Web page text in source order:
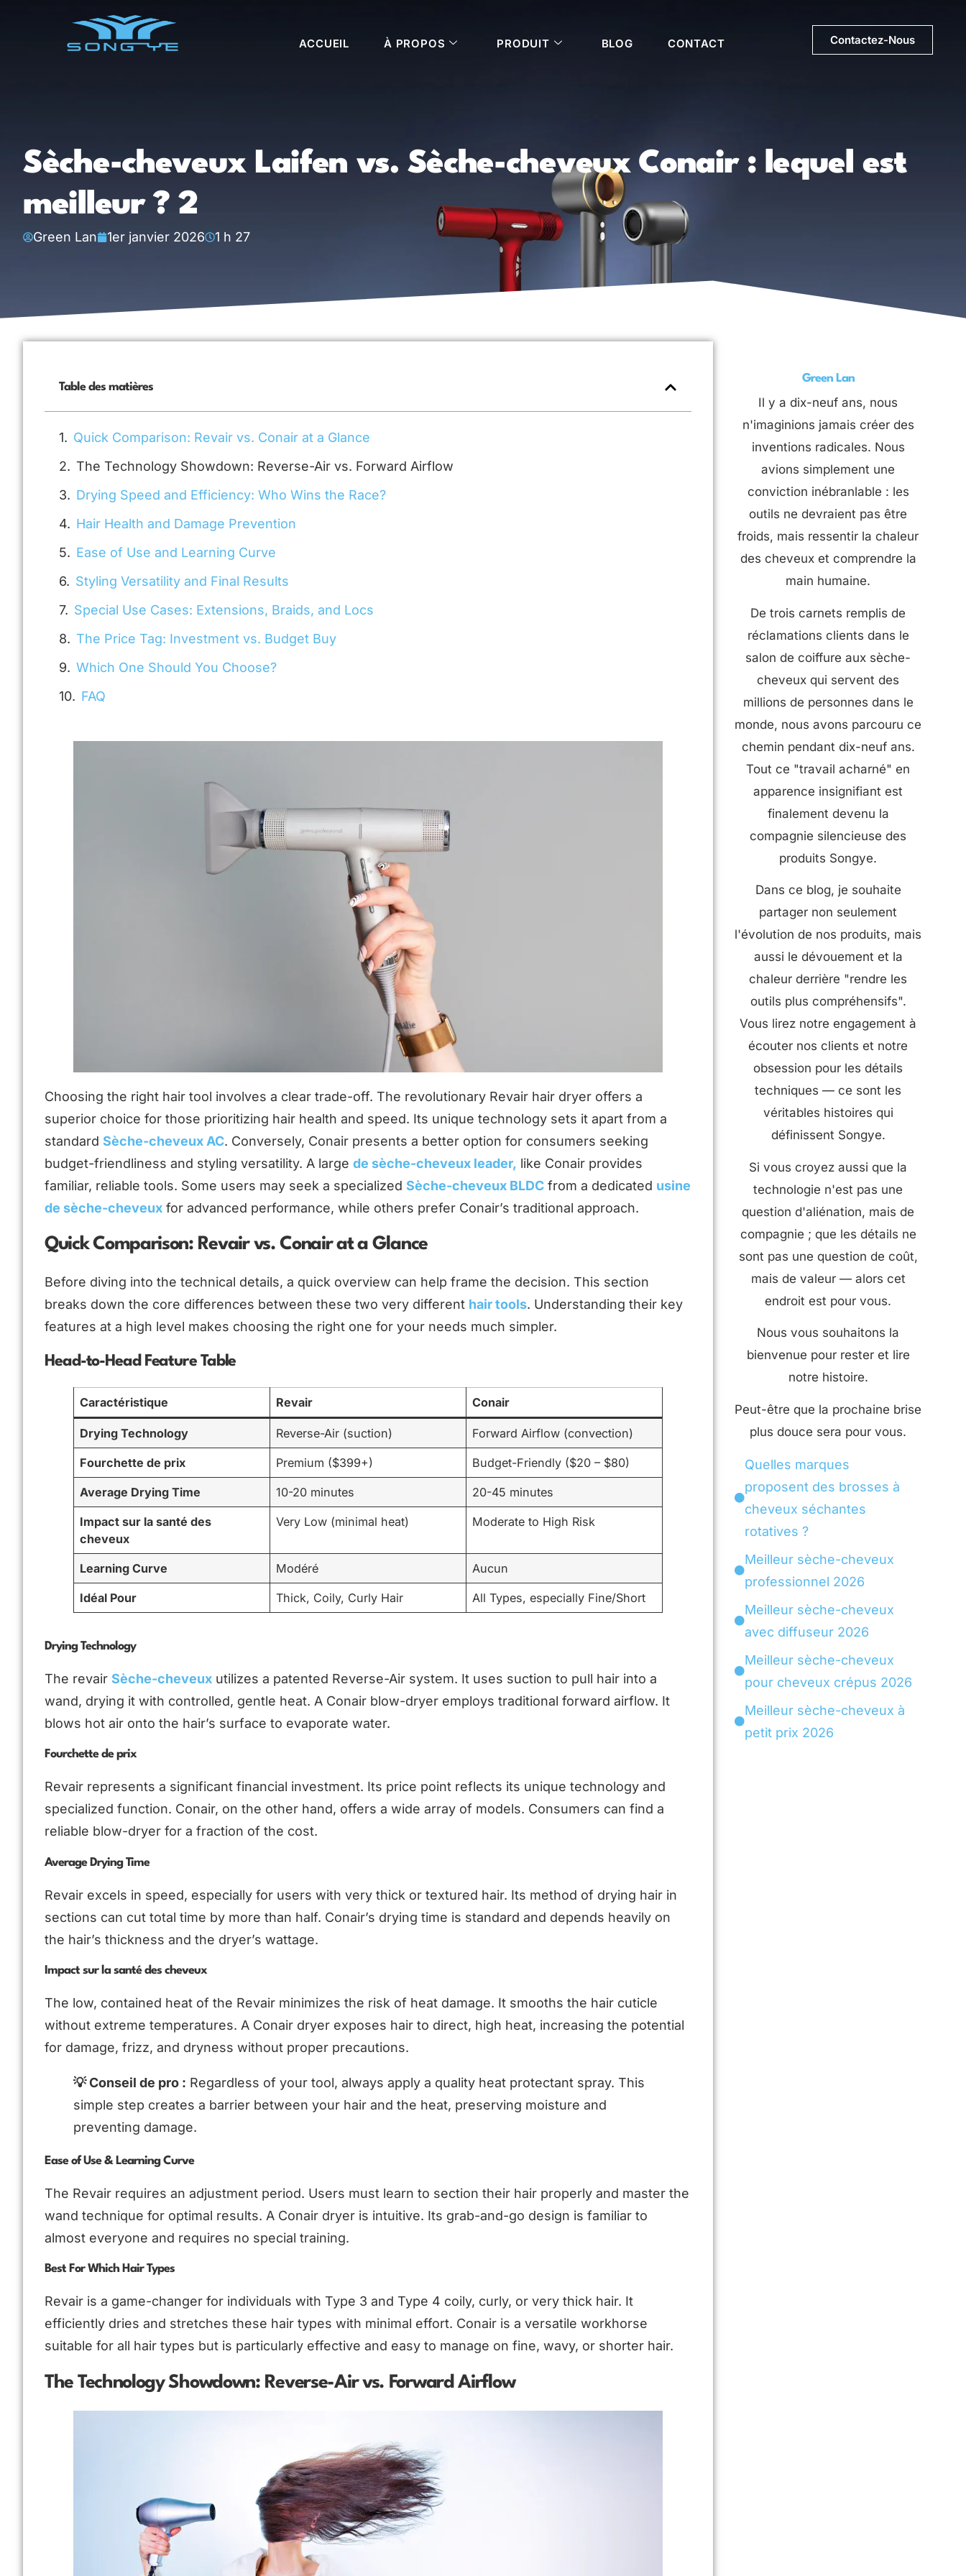
ACCUEIL À PROPOS PRODUIT BLOG CONTACT Contactez-Nous
Sèche-cheveux Laifen vs. Sèche-cheveux Conair : lequel est
meilleur ? 2
Green Lan 1er janvier 2026 1 h 27
Table des matières
Quick Comparison: Revair vs. Conair at a Glance
The Technology Showdown: Reverse-Air vs. Forward Airflow
Drying Speed and Efficiency: Who Wins the Race?
Hair Health and Damage Prevention
Ease of Use and Learning Curve
Styling Versatility and Final Results
Special Use Cases: Extensions, Braids, and Locs
The Price Tag: Investment vs. Budget Buy
Which One Should You Choose?
FAQ
Choosing the right hair tool involves a clear trade-off. The revolutionary Revair hair dryer offers a
superior choice for those prioritizing hair health and speed. Its unique technology sets it apart from a
standard Sèche-cheveux AC. Conversely, Conair presents a better option for consumers seeking
budget-friendliness and styling versatility. A large de sèche-cheveux leader, like Conair provides
familiar, reliable tools. Some users may seek a specialized Sèche-cheveux BLDC from a dedicated usine
de sèche-cheveux for advanced performance, while others prefer Conair’s traditional approach.
Quick Comparison: Revair vs. Conair at a Glance
Before diving into the technical details, a quick overview can help frame the decision. This section
breaks down the core differences between these two very different hair tools. Understanding their key
features at a high level makes choosing the right one for your needs much simpler.
Head-to-Head Feature Table
Caractéristique Revair Conair
Drying Technology Reverse-Air (suction) Forward Airflow (convection)
Fourchette de prix Premium ($399+) Budget-Friendly ($20 – $80)
Average Drying Time 10-20 minutes 20-45 minutes
Impact sur la santé des
cheveux
Very Low (minimal heat) Moderate to High Risk
Learning Curve Modéré Aucun
Idéal Pour Thick, Coily, Curly Hair All Types, especially Fine/Short
Drying Technology
The revair Sèche-cheveux utilizes a patented Reverse-Air system. It uses suction to pull hair into a
wand, drying it with controlled, gentle heat. A Conair blow-dryer employs traditional forward airflow. It
blows hot air onto the hair’s surface to evaporate water.
Fourchette de prix
Revair represents a significant financial investment. Its price point reflects its unique technology and
specialized function. Conair, on the other hand, offers a wide array of models. Consumers can find a
reliable blow-dryer for a fraction of the cost.
Average Drying Time
Revair excels in speed, especially for users with very thick or textured hair. Its method of drying hair in
sections can cut total time by more than half. Conair’s drying time is standard and depends heavily on
the hair’s thickness and the dryer’s wattage.
Impact sur la santé des cheveux
The low, contained heat of the Revair minimizes the risk of heat damage. It smooths the hair cuticle
without extreme temperatures. A Conair dryer exposes hair to direct, high heat, increasing the potential
for damage, frizz, and dryness without proper precautions.
💡 Conseil de pro : Regardless of your tool, always apply a quality heat protectant spray. This
simple step creates a barrier between your hair and the heat, preserving moisture and
preventing damage.
Ease of Use & Learning Curve
The Revair requires an adjustment period. Users must learn to section their hair properly and master the
wand technique for optimal results. A Conair dryer is intuitive. Its grab-and-go design is familiar to
almost everyone and requires no special training.
Best For Which Hair Types
Revair is a game-changer for individuals with Type 3 and Type 4 coily, curly, or very thick hair. It
efficiently dries and stretches these hair types with minimal effort. Conair is a versatile workhorse
suitable for all hair types but is particularly effective and easy to manage on fine, wavy, or shorter hair.
The Technology Showdown: Reverse-Air vs. Forward Airflow
Green Lan
Il y a dix-neuf ans, nous
n'imaginions jamais créer des
inventions radicales. Nous
avions simplement une
conviction inébranlable : les
outils ne devraient pas être
froids, mais ressentir la chaleur
des cheveux et comprendre la
main humaine.
De trois carnets remplis de
réclamations clients dans le
salon de coiffure aux sèche-
cheveux qui servent des
millions de personnes dans le
monde, nous avons parcouru ce
chemin pendant dix-neuf ans.
Tout ce "travail acharné" en
apparence insignifiant est
finalement devenu la
compagnie silencieuse des
produits Songye.
Dans ce blog, je souhaite
partager non seulement
l'évolution de nos produits, mais
aussi le dévouement et la
chaleur derrière "rendre les
outils plus compréhensifs".
Vous lirez notre engagement à
écouter nos clients et notre
obsession pour les détails
techniques — ce sont les
véritables histoires qui
définissent Songye.
Si vous croyez aussi que la
technologie n'est pas une
question d'aliénation, mais de
compagnie ; que les détails ne
sont pas une question de coût,
mais de valeur — alors cet
endroit est pour vous.
Nous vous souhaitons la
bienvenue pour rester et lire
notre histoire.
Peut-être que la prochaine brise
plus douce sera pour vous.
Quelles marques
proposent des brosses à
cheveux séchantes
rotatives ?
Meilleur sèche-cheveux
professionnel 2026
Meilleur sèche-cheveux
avec diffuseur 2026
Meilleur sèche-cheveux
pour cheveux crépus 2026
Meilleur sèche-cheveux à
petit prix 2026